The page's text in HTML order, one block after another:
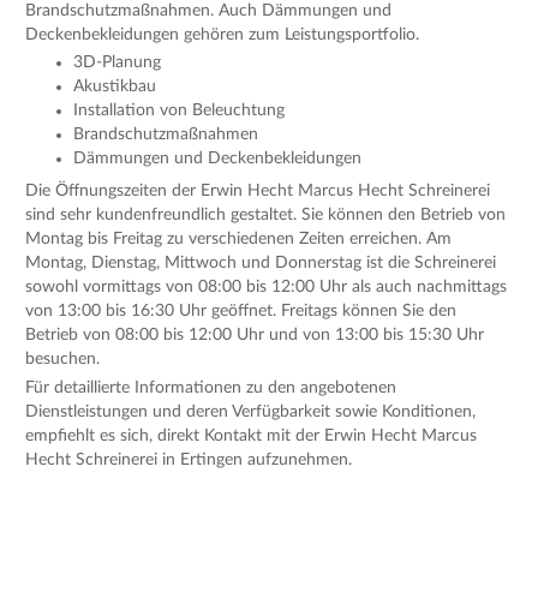
Brandschutzmaßnahmen. Auch Dämmungen und
Deckenbekleidungen gehören zum Leistungsportfolio.
3D-Planung
Akustikbau
Installation von Beleuchtung
Brandschutzmaßnahmen
Dämmungen und Deckenbekleidungen
Die Öffnungszeiten der Erwin Hecht Marcus Hecht Schreinerei
sind sehr kundenfreundlich gestaltet. Sie können den Betrieb von
Montag bis Freitag zu verschiedenen Zeiten erreichen. Am
Montag, Dienstag, Mittwoch und Donnerstag ist die Schreinerei
sowohl vormittags von 08:00 bis 12:00 Uhr als auch nachmittags
von 13:00 bis 16:30 Uhr geöffnet. Freitags können Sie den
Betrieb von 08:00 bis 12:00 Uhr und von 13:00 bis 15:30 Uhr
besuchen.
Für detaillierte Informationen zu den angebotenen
Dienstleistungen und deren Verfügbarkeit sowie Konditionen,
empfiehlt es sich, direkt Kontakt mit der Erwin Hecht Marcus
Hecht Schreinerei in Ertingen aufzunehmen.